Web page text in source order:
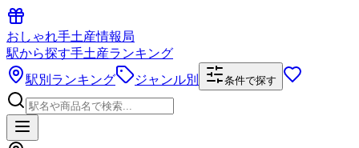
おしゃれ手土産情報局
駅から探す手土産ランキング
駅別ランキング
ジャンル別 条件で探す